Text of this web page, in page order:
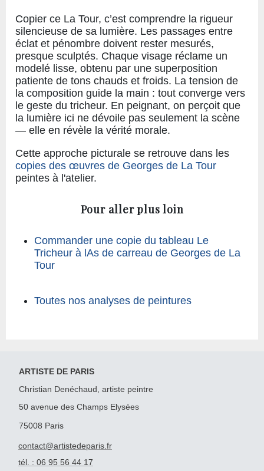
Copier ce La Tour, c’est comprendre la rigueur
silencieuse de sa lumière. Les passages entre
éclat et pénombre doivent rester mesurés,
presque sculptés. Chaque visage réclame un
modelé lisse, obtenu par une superposition
patiente de tons chauds et froids. La tension de
la composition guide la main : tout converge vers
le geste du tricheur. En peignant, on perçoit que
la lumière ici ne dévoile pas seulement la scène
— elle en révèle la vérité morale.
Cette approche picturale se retrouve dans les
copies des œuvres de Georges de La Tour
peintes à l'atelier.
Pour aller plus loin
Commander une copie du tableau Le
Tricheur à lAs de carreau de Georges de La
Tour
Toutes nos analyses de peintures
ARTISTE DE PARIS
Christian Denéchaud, artiste peintre
50 avenue des Champs Elysées
75008 Paris
contact@artistedeparis.fr
tél. : 06 95 56 44 17